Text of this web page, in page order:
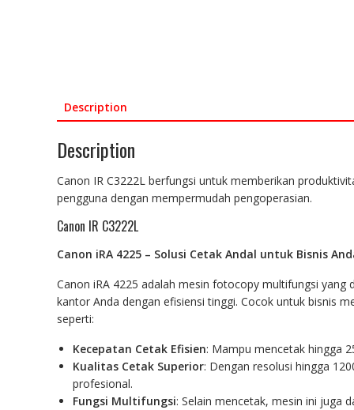
Description
Description
Canon IR C3222L berfungsi untuk memberikan
pengguna dengan mempermudah pengoperasian.
Canon IR C3222L
Canon iRA 4225 – Solusi Cetak Andal untuk Bisnis
Canon iRA 4225 adalah mesin fotocopy multifungsi
kantor Anda dengan efisiensi tinggi. Cocok untuk bisnis
seperti:
Kecepatan Cetak Efisien: Mampu mencetak hingga
Kualitas Cetak Superior: Dengan resolusi hingga
profesional.
Fungsi Multifungsi: Selain mencetak, mesin ini juga